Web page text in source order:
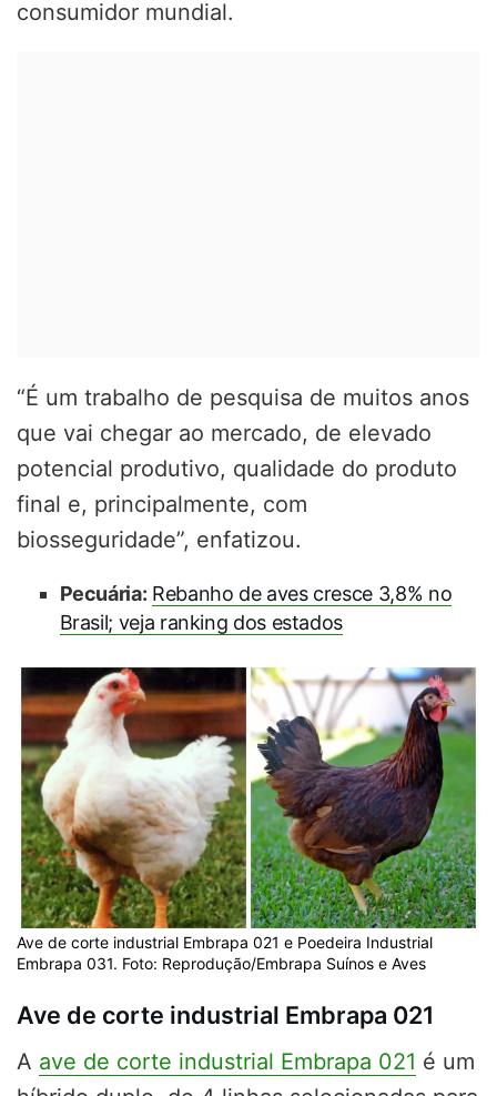
consumidor mundial.
“É um trabalho de pesquisa de muitos anos
que vai chegar ao mercado, de elevado
potencial produtivo, qualidade do produto
final e, principalmente, com
biosseguridade”, enfatizou.
Pecuária: Rebanho de aves cresce 3,8% no
Brasil; veja ranking dos estados
Ave de corte industrial Embrapa 021 e Poedeira Industrial
Embrapa 031. Foto: Reprodução/Embrapa Suínos e Aves
Ave de corte industrial Embrapa 021
A ave de corte industrial Embrapa 021 é um